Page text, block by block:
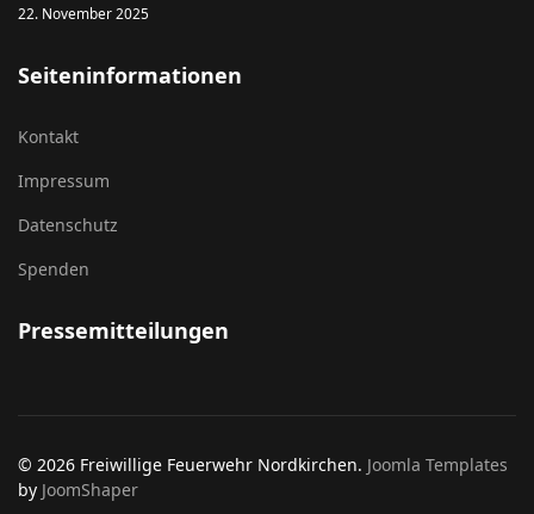
22. November 2025
Seiteninformationen
Kontakt
Impressum
Datenschutz
Spenden
Pressemitteilungen
© 2026 Freiwillige Feuerwehr Nordkirchen. Joomla Templates
by JoomShaper